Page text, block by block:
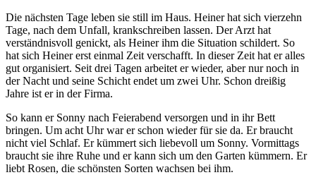
Die nächsten Tage leben sie still im Haus. Heiner hat sich vierzehn
Tage, nach dem Unfall, krankschreiben lassen. Der Arzt hat
verständnisvoll genickt, als Heiner ihm die Situation schildert. So
hat sich Heiner erst einmal Zeit verschafft. In dieser Zeit hat er alles
gut organisiert. Seit drei Tagen arbeitet er wieder, aber nur noch in
der Nacht und seine Schicht endet um zwei Uhr. Schon dreißig
Jahre ist er in der Firma.
So kann er Sonny nach Feierabend versorgen und in ihr Bett
bringen. Um acht Uhr war er schon wieder für sie da. Er braucht
nicht viel Schlaf. Er kümmert sich liebevoll um Sonny. Vormittags
braucht sie ihre Ruhe und er kann sich um den Garten kümmern. Er
liebt Rosen, die schönsten Sorten wachsen bei ihm.